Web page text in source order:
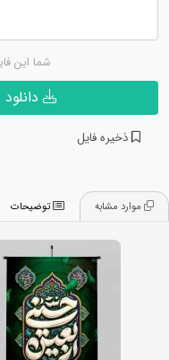
شما این
ذخیره فایل
توضیحات